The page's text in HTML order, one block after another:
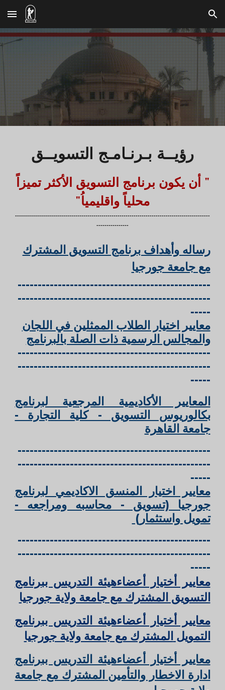
Skip to main content Skip to navigation
رؤيــة بـرنـامـج التسويــق
" أن يكون برنامج التسويق الأكثر تميزاً
محلياً واقليمياُ"
-------------------------------------------------------------------------------------------------
----------------
رساله وأهداف برنامج التسويق المشترك
مع جامعة جورجيا
------------------------------------------------
------------------------------------------------
-----
معايير اختيار الطلاب الممثلين في اللجان
والمجالس الرسمية ذات الصلة بالبرنامج
------------------------------------------------
------------------------------------------------
-----
المعايير الأكاديمية المرجعية لبرنامج
بكالوريوس التسويق - كلية التجارة -
جامعة القاهرة
------------------------------------------------
------------------------------------------------
-----
معايير اختيار المنسق الاكاديمي لبرنامج
جورجيا (تسويق - محاسبه ومراجعه -
تمويل واستثمار)
------------------------------------------------
------------------------------------------------
-----
معايير أختيار أعضاءهيئة التدريس ببرنامج
التسويق المشترك مع جامعة ولاية جورجيا
معايير أختيار أعضاءهيئة التدريس ببرنامج
التمويل المشترك مع جامعة ولاية جورجيا
معايير أختيار أعضاءهيئة التدريس ببرنامج
ادارة الاخطار والتأمين المشترك مع جامعة